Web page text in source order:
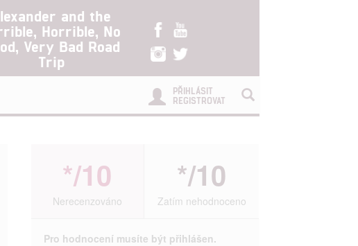
and the
Horrible, No
Very Bad Road
Trip
PŘIHLÁSIT
REGISTROVAT
*/10
Nerecenzováno
*/10
Zatím nehodnoceno
Pro hodnocení musíte být přihlášen.